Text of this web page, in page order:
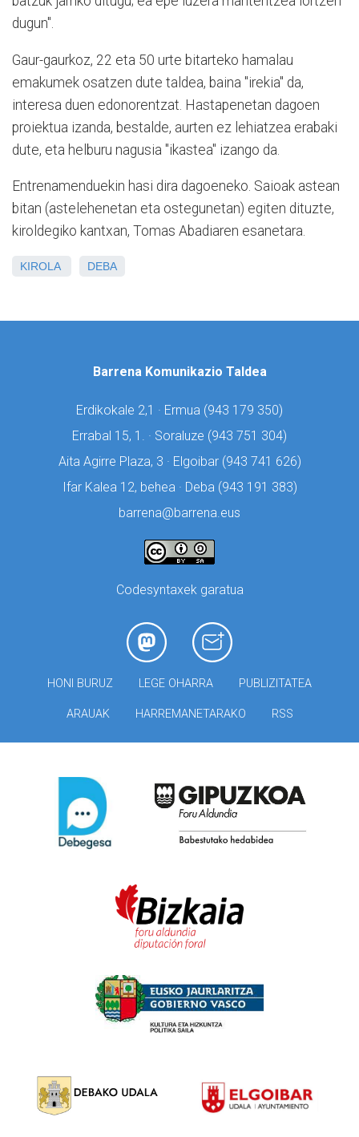
dugun".
Gaur-gaurkoz, 22 eta 50 urte bitarteko hamalau
emakumek osatzen dute taldea, baina "irekia" da,
interesa duen edonorentzat. Hastapenetan dagoen
proiektua izanda, bestalde, aurten ez lehiatzea erabaki
dute, eta helburu nagusia "ikastea" izango da.
Entrenamenduekin hasi dira dagoeneko. Saioak astean
bitan (astelehenetan eta ostegunetan) egiten dituzte,
kiroldegiko kantxan, Tomas Abadiaren esanetara.
KIROLA DEBA
Barrena Komunikazio Taldea
Erdikokale 2,1 · Ermua (943 179 350)
Errabal 15, 1. · Soraluze (943 751 304)
Aita Agirre Plaza, 3 · Elgoibar (943 741 626)
Ifar Kalea 12, behea · Deba (943 191 383)
barrena@barrena.eus
Codesyntaxek garatua
HONI BURUZ LEGE OHARRA PUBLIZITATEA
ARAUAK HARREMANETARAKO RSS